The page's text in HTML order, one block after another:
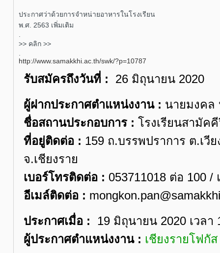
ประกาศว่าด้วยการจำหน่ายอาหารในโรงเรียน
พ.ศ. 2563 เพิ่มเติม
>> คลิก >>
http://www.samakkhi.ac.th/swk/?p=10787
รับสมัครถึงวันที่ :
26 มิถุนายน 2020
ผู้ฝากประกาศตำแหน่งงาน : นายมงค
ชื่อสถานประกอบการ : โรงเรียนสามัค
ที่อยู่ติดต่อ : 159 ถ.บรรพปราการ ต.เวีย
จ.เชียงราย
เบอร์โทรติดต่อ : 053711018 ต่อ 100 /
อีเมล์ติดต่อ :
ประกาศเมื่อ :
19 มิถุนายน 2020 เวลา
ผู้ประกาศตำแหน่งงาน : เชียงรายโฟกั